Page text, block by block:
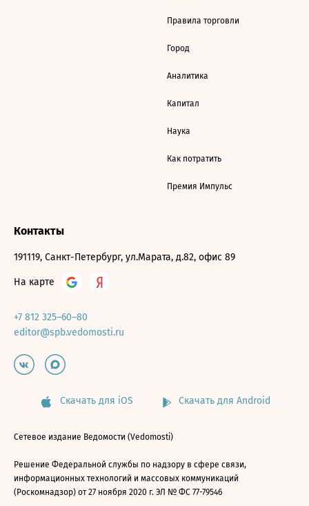
Правила торговли
Город
Аналитика
Капитал
Наука
Как потратить
Премия Импульс
Контакты
191119, Санкт-Петербург, ул.Марата, д.82, офис 89
На карте
+7 812 325–60–80
editor@spb.vedomosti.ru
Скачать для iOS Скачать для Android
Сетевое издание Ведомости (Vedomosti)
Решение Федеральной службы по надзору в сфере связи,
информационных технологий и массовых коммуникаций
(Роскомнадзор) от 27 ноября 2020 г. ЭЛ № ФС 77-79546